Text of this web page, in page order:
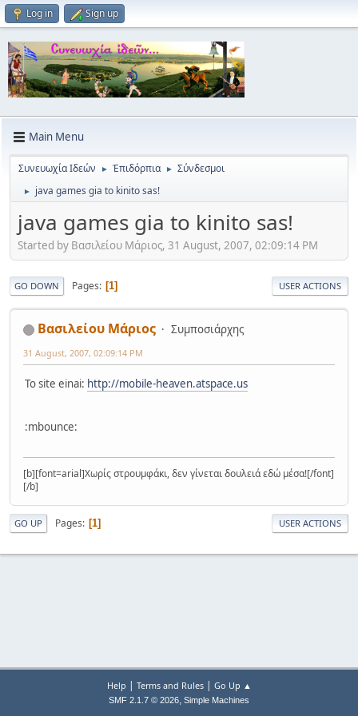
Log in Sign up
Main Menu
Συνευωχία Ιδεών ► Ἐπιδόρπια ► Σύνδεσμοι
► java games gia to kinito sas!
java games gia to kinito sas!
Started by Βασιλείου Μάριος, 31 August, 2007, 02:09:14 PM
GO DOWN Pages 1 USER ACTIONS
Βασιλείου Μάριος Συμποσιάρχης
31 August, 2007, 02:09:14 PM
To site einai: http://mobile-heaven.atspace.us
:mbounce:
[b][font=arial]Χωρίς στρουμφάκι, δεν γίνεται δουλειά εδώ μέσα![/font]
[/b]
GO UP Pages 1 USER ACTIONS
Help | Terms and Rules| Go Up ▲
SMF 2.1.7 © 2026, Simple Machines